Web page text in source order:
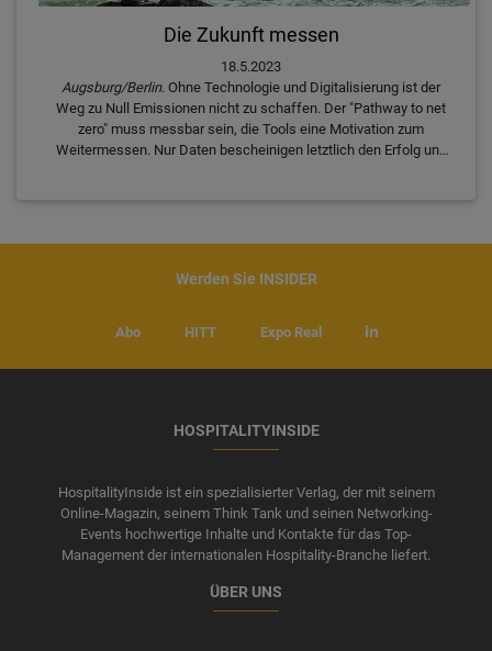
Die Zukunft messen
18.5.2023
Augsburg/Berlin. Ohne Technologie und Digitalisierung ist der
Weg zu Null Emissionen nicht zu schaffen. Der "Pathway to net
zero" muss messbar sein, die Tools eine Motivation zum
Weitermessen. Nur Daten bescheinigen letztlich den Erfolg und
EYCarbon. Mit in dieser Runde ist auch der Jurist Dr. Felix
Werden Sie INSIDER
Abo HITT Expo Real
HOSPITALITYINSIDE
HospitalityInside ist ein spezialisierter Verlag, der mit seinem
Online-Magazin, seinem Think Tank und seinen Networking-
Events hochwertige Inhalte und Kontakte für das Top-
Management der internationalen Hospitality-Branche liefert.
ÜBER UNS